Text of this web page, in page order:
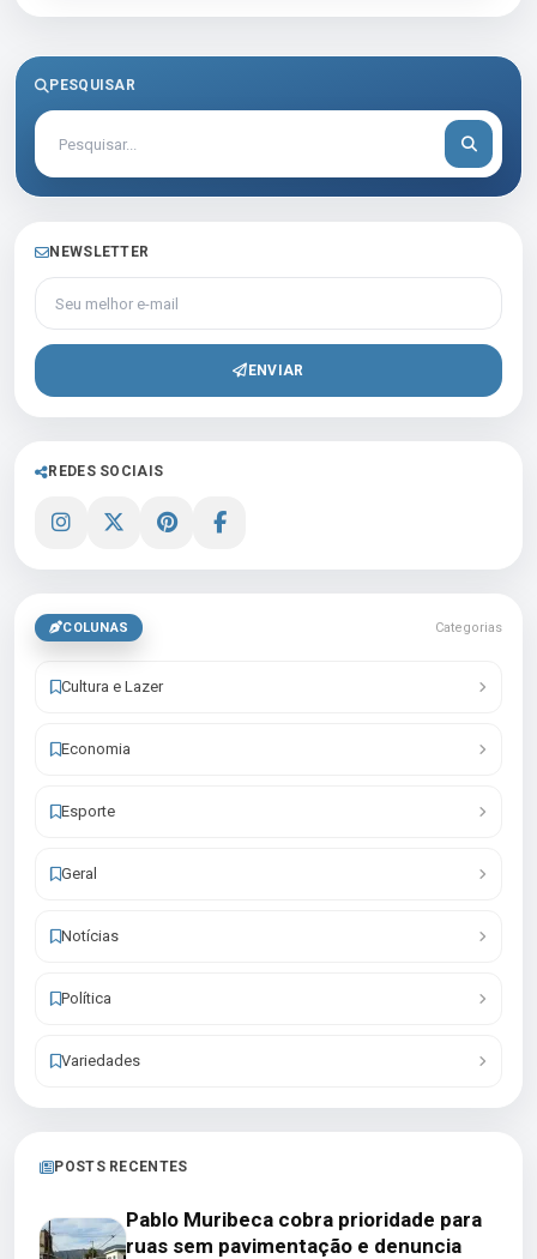
PESQUISAR
NEWSLETTER
Seu melhor e-mail
ENVIAR
REDES SOCIAIS
COLUNAS Categorias
Cultura e Lazer
Economia
Esporte
Geral
Notícias
Política
Variedades
POSTS RECENTES
Pablo Muribeca cobra prioridade para
ruas sem pavimentação e denuncia